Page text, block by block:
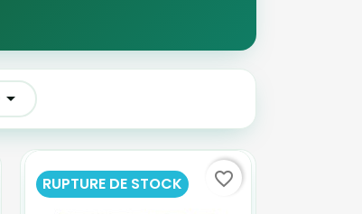

RUPTURE DE STOCK favorite_border